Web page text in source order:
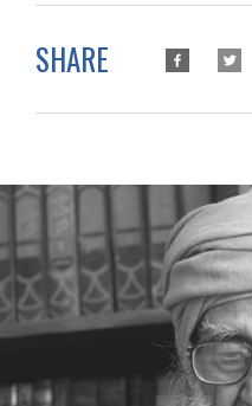
SHARE